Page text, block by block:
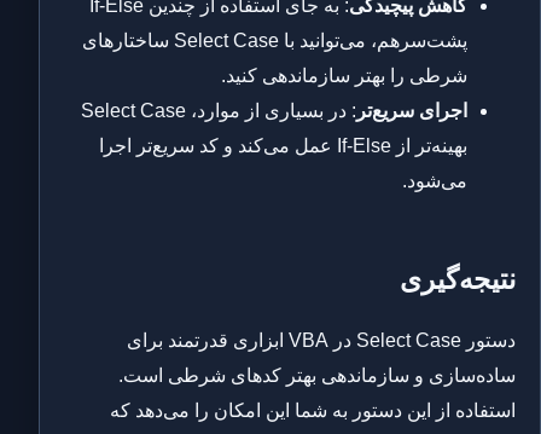
کاهش پیچیدگی
: به جای استفاده از چندین If-Else
پشت‌سر‌هم، می‌توانید با Select Case ساختارهای
شرطی را بهتر سازماندهی کنید.
اجرای سریع‌تر
: در بسیاری از موارد، Select Case
بهینه‌تر از If-Else عمل می‌کند و کد سریع‌تر اجرا
می‌شود.
نتیجه‌گیری
دستور Select Case در VBA ابزاری قدرتمند برای
ساده‌سازی و سازماندهی بهتر کدهای شرطی است.
استفاده از این دستور به شما این امکان را می‌دهد که